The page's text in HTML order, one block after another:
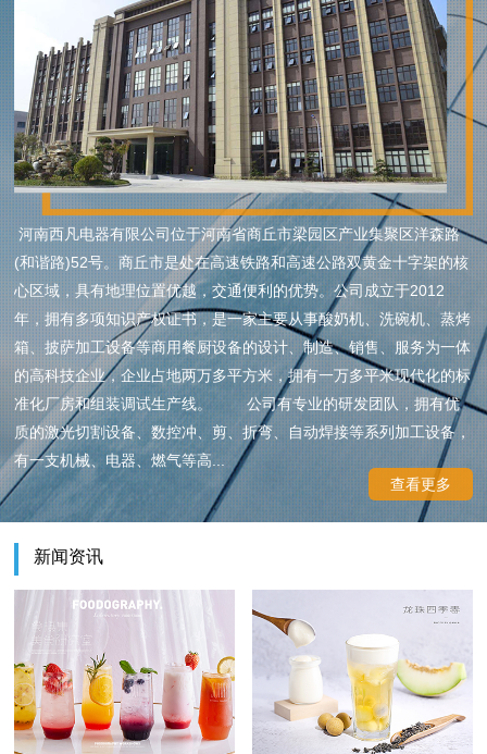
河南西凡电器有限公司位于河南省商丘市梁园区产业集聚区洋森路
(和谐路)52号。商丘市是处在高速铁路和高速公路双黄金十字架的核
心区域，具有地理位置优越，交通便利的优势。公司成立于2012
年，拥有多项知识产权证书，是一家主要从事酸奶机、洗碗机、蒸烤
箱、披萨加工设备等商用餐厨设备的设计、制造、销售、服务为一体
的高科技企业，企业占地两万多平方米，拥有一万多平米现代化的标
准化厂房和组装调试生产线。 公司有专业的研发团队，拥有优
质的激光切割设备、数控冲、剪、折弯、自动焊接等系列加工设备，
有一支机械、电器、燃气等高...
查看更多
新闻资讯